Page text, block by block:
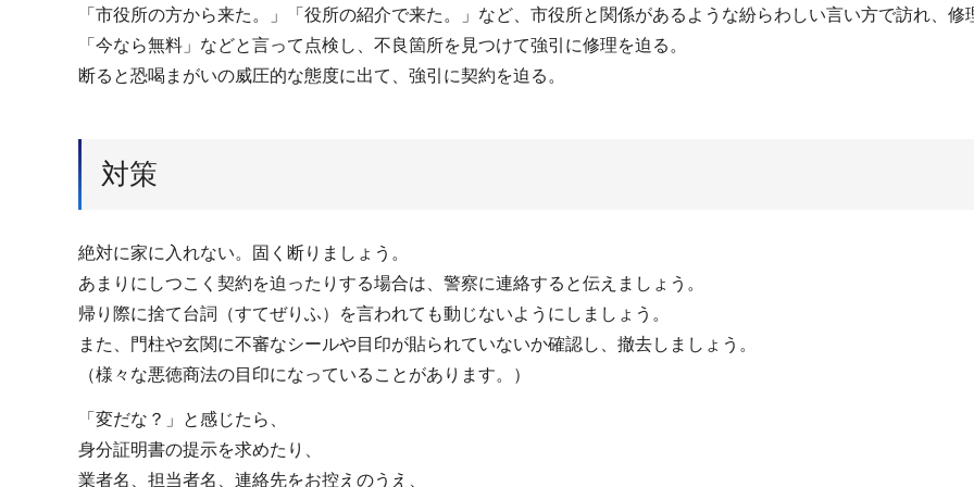
「市役所の方から来た。」「役所の紹介で来た。」など、市役所と関係があるような紛らわしい言い方で訪れ、修
「今なら無料」などと言って点検し、不良箇所を見つけて強引に修理を迫る。
断ると恐喝まがいの威圧的な態度に出て、強引に契約を迫る。
対策
絶対に家に入れない。固く断りましょう。
あまりにしつこく契約を迫ったりする場合は、警察に連絡すると伝えましょう。
帰り際に捨て台詞（すてぜりふ）を言われても動じないようにしましょう。
また、門柱や玄関に不審なシールや目印が貼られていないか確認し、撤去しましょう。
（様々な悪徳商法の目印になっていることがあります。）
「変だな？」と感じたら、
身分証明書の提示を求めたり、
業者名、担当者名、連絡先をお控えのうえ、